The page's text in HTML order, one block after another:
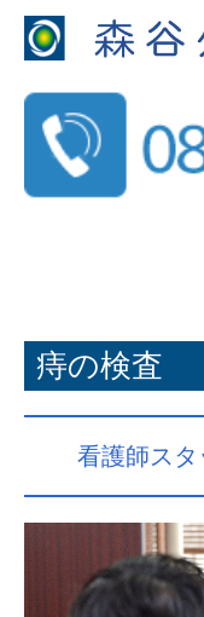
ホーム
スタッフ紹介
胃・大腸疾患
直腸脱
女性の痔について
痔の検査
痔の検査
看護師ス